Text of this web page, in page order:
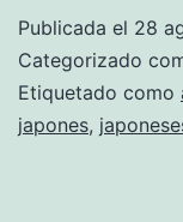
Publicada el 28
Categorizado
Etiquetado como
japones,